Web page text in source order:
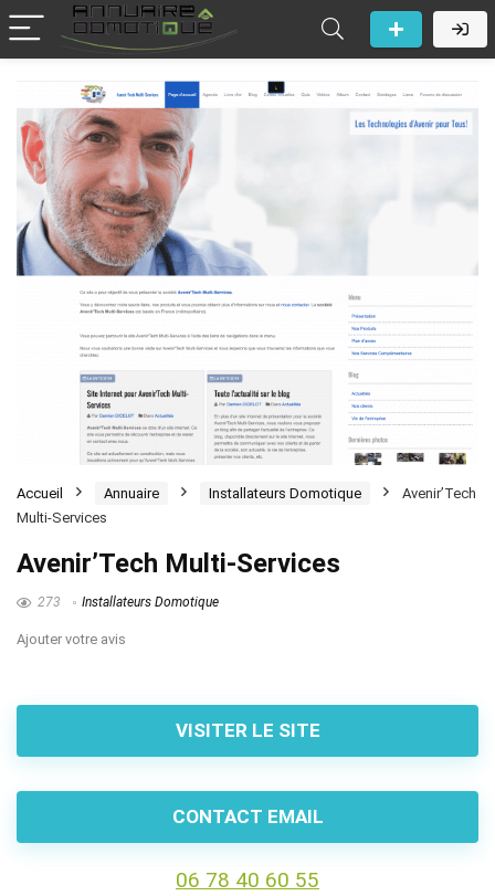
Accueil Annuaire Installateurs Domotique
Avenir’Tech
Multi-Services
Avenir’Tech Multi-Services
273 Installateurs Domotique
Ajouter votre avis
VISITER LE SITE
CONTACT EMAIL
06 78 40 60 55